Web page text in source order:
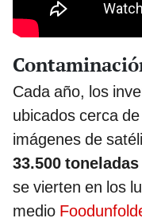
Cada año, los
ubicados cerca
imágenes de
33.500
se vierten en los
medio